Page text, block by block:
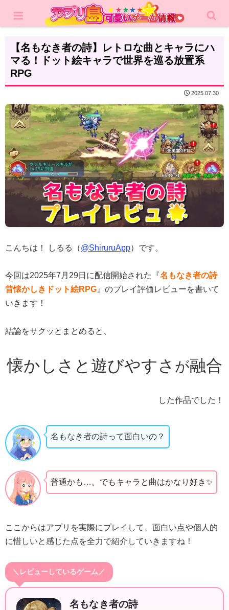
レビュー RPG
【名もなき者の詩】レトロな曲とキャラにハ
マる！ドット絵キャラで世界を巡る放置系
RPG
2025.07.30
こんちは！ しるる（@ShiruruApp）です。
今回は2025年7月29日に配信開始された『名もなき者の詩
昔懐かしきドット絵RPG 』のプレイ評価レビューを書いて
いきます！
結論をサクッとまとめると、
懐かしさと遊びやすさ が融合
した作品でした！
名もなき者の詩って面白いの？
普通かも…。でもキャラと曲はかなり好き✨️
ここからはアプリを実際にプレイして、面白い点や個人的
に惜しいと感じた点を全力で紹介していきますね！
＼レビューしているゲーム／
名もなき者の詩